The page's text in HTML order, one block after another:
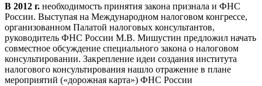
В 2012 г. необходимость принятия закона признала и ФНС
России. Выступая на Международном налоговом конгрессе,
организованном Палатой налоговых консультантов,
руководитель ФНС России М.В. Мишустин предложил начать
совместное обсуждение специального закона о налоговом
консультировании. Закрепление идеи создания института
налогового консультирования нашло отражение в плане
мероприятий («дорожная карта») ФНС России